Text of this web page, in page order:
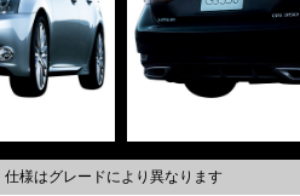
様はグレードにより異なります